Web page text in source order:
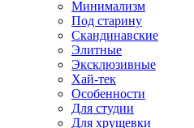
Минимализм
Под старину
Скандинавские
Элитные
Эксклюзивные
Хай-тек
Особенности
Для студии
Для хрущевки